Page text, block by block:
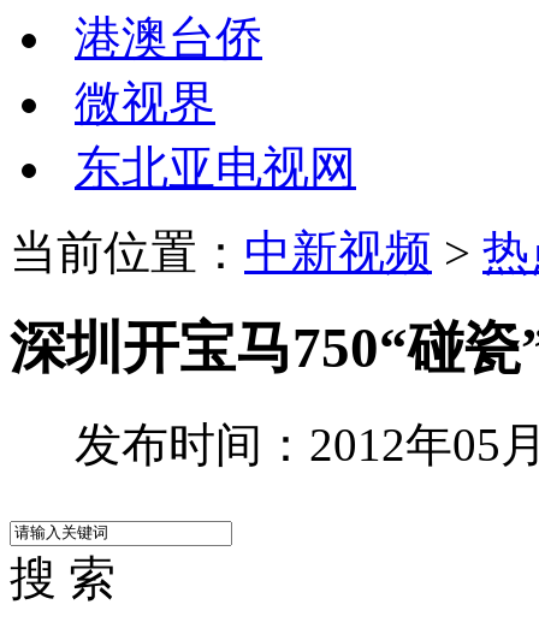
港澳台侨
微视界
东北亚电视网
当前位置： 中新视频 >
深圳开宝马750“碰
发布时间：2012年05
搜 索